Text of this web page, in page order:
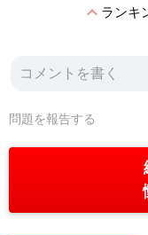
expand_lessランキ
問題を報告する